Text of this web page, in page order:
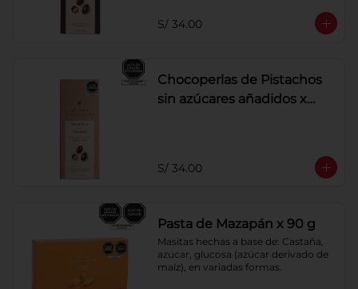
S/ 34.00
Chocoperlas de Pistachos
sin azúcares añadidos x
S/ 34.00
Pasta de Mazapán x 90 g
Masitas hechas a base de: Castaña,
azúcar, glucosa (azúcar derivado de
maíz), en variadas formas.